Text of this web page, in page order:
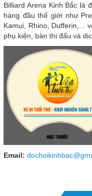
Billiard Arena Kinh Bắc là
hàng đầu thế giới như
Kamui, Rhino, Dufferin,...
phụ kiện, bàn thi đấu và
Email: